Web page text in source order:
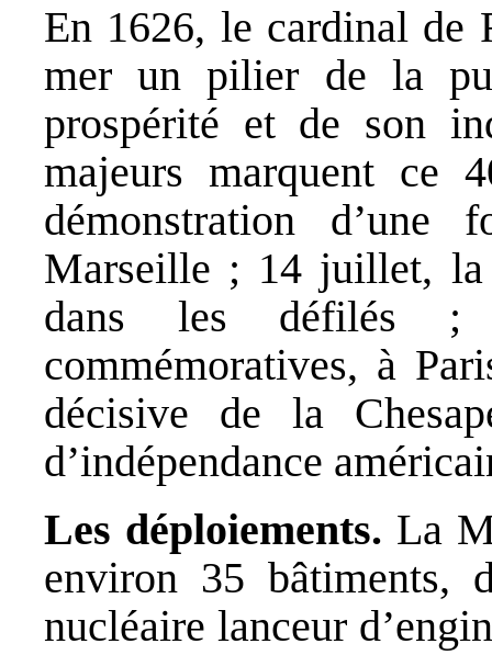
En 1626, le cardinal de
mer un pilier de la
prospérité et de son
majeurs marquent ce
démonstration d’une
Marseille ; 14 juillet, la
dans les défilés ;
commémoratives, à
décisive de la
d’indépendance
Les déploiements. La
environ 35 bâtiments,
nucléaire lanceur